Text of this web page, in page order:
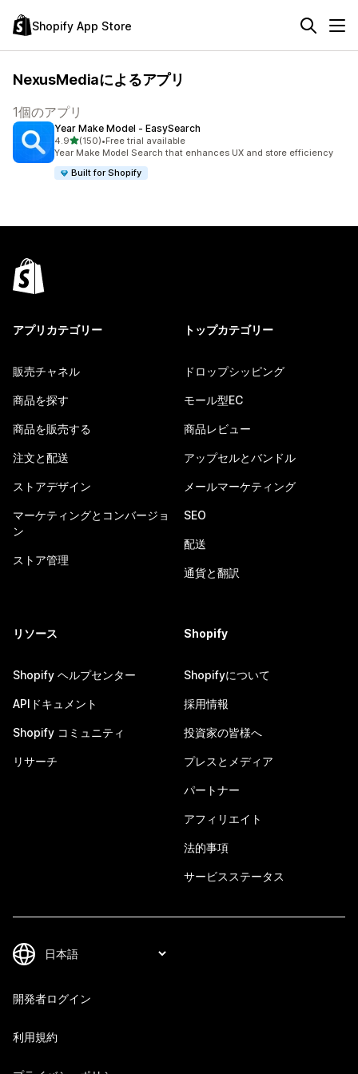
Shopify App Store
NexusMediaによるアプリ
1個のアプリ
Year Make Model ‑ EasySearch
4.95つ星中
(150)
合計レビュー数：150件
•Free trial available
Year Make Model Search that enhances UX and store efficiency
Built for Shopify
アプリカテゴリー
販売チャネル
商品を探す
商品を販売する
注文と配送
ストアデザイン
マーケティングとコンバージョ
ン
ストア管理
トップカテゴリー
ドロップシッピング
モール型EC
商品レビュー
アップセルとバンドル
メールマーケティング
SEO
配送
通貨と翻訳
リソース
Shopify ヘルプセンター
APIドキュメント
Shopify コミュニティ
リサーチ
Shopify
Shopifyについて
採用情報
投資家の皆様へ
プレスとメディア
パートナー
アフィリエイト
法的事項
サービスステータス
開発者ログイン
利用規約